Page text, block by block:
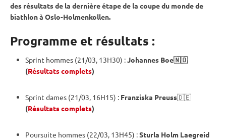
des résultats de la dernière étape de la coupe du mondede
biathlon à Oslo-Holmenkollen.
Programme et résultats :
Sprint hommes (21/03, 13H30) :Johannes Boe🇳🇴
(Résultats complets)
Sprint dames (21/03, 16H15) : Franziska Preuss🇩🇪
(Résultats complets)
Poursuite hommes (22/03, 13H45) :Sturla Holm Laegreid